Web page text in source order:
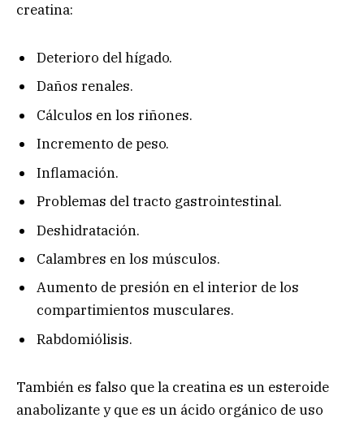
creatina:
Deterioro del hígado.
Daños renales.
Cálculos en los riñones.
Incremento de peso.
Inflamación.
Problemas del tracto gastrointestinal.
Deshidratación.
Calambres en los músculos.
Aumento de presión en el interior de los
compartimientos musculares.
Rabdomiólisis.
También es falso que la creatina es un esteroide
anabolizante y que es un ácido orgánico de uso